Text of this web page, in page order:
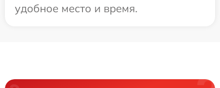
удобное место и время.